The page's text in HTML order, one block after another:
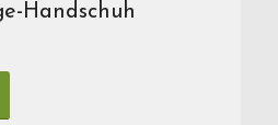
Handschuh